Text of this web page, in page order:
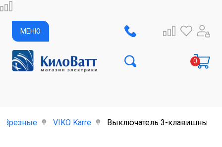
МЕНЮ
Врезные VIKO Karre Выключатель 3-клавишный